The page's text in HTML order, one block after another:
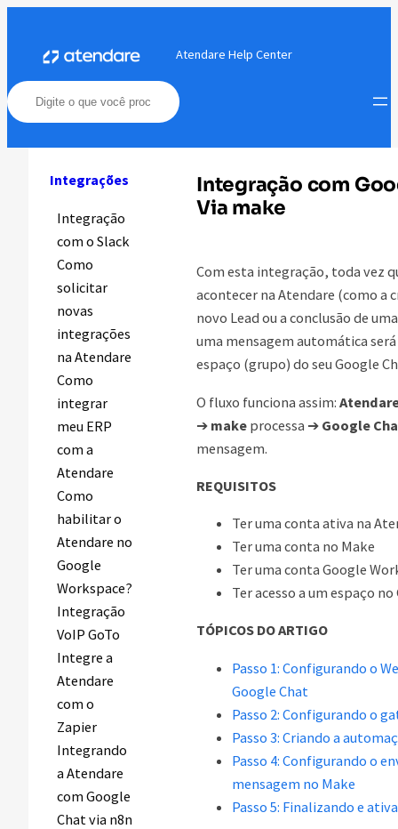
conteúdo
Atendare Help Center
Integrações
Integração
com o Slack
Como
solicitar
novas
integrações
na Atendare
Como
integrar
meu ERP
com a
Atendare
Como
habilitar o
Atendare no
Google
Workspace?
Integração
VoIP GoTo
Integre a
Atendare
com o
Zapier
Integrando
a Atendare
com Google
Chat via n8n
Integração com
Via make
Com esta integração, toda vez
acontecer na Atendare (como a
novo Lead ou a conclusão de
uma mensagem automática
espaço (grupo) do seu Google
O fluxo funciona assim:
➔ make processa ➔ Google
mensagem.
REQUISITOS
Ter uma conta ativa na
Ter uma conta no Make
Ter uma conta Google
Ter acesso a um espaço
TÓPICOS DO ARTIGO
Passo 1: Configurando o
Google Chat
Passo 2: Configurando o
Passo 3: Criando a
Passo 4: Configurando o
mensagem no Make
Passo 5: Finalizando e